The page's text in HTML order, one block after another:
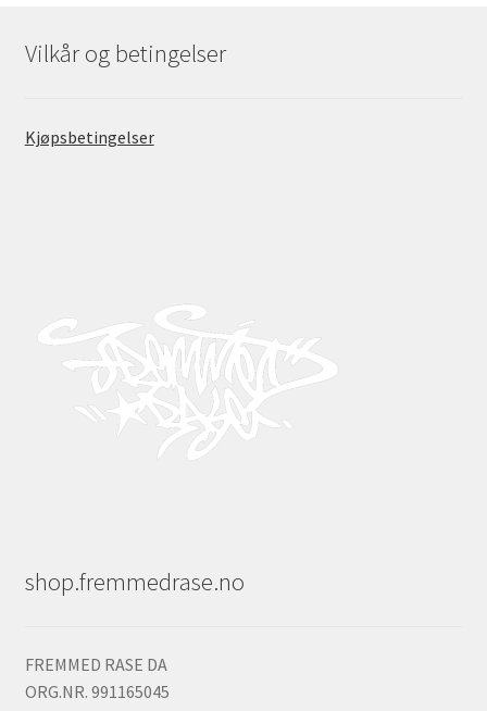
Vilkår og betingelser
Kjøpsbetingelser
shop.fremmedrase.no
FREMMED RASE DA
ORG.NR. 991165045